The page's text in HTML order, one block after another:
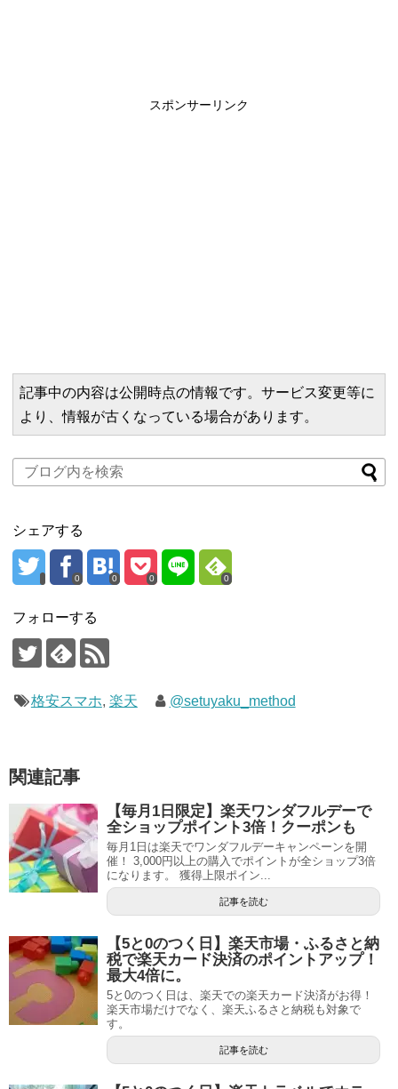
スポンサーリンク
記事中の内容は公開時点の情報です。サービス変更等に
より、情報が古くなっている場合があります。
シェアする
0 0 0 0
フォローする
格安スマホ, 楽天 @setuyaku_method
関連記事
【毎月1日限定】楽天ワンダフルデーで
全ショップポイント3倍！クーポンも
毎月1日は楽天でワンダフルデーキャンペーンを開
催！ 3,000円以上の購入でポイントが全ショップ3倍
になります。 獲得上限ポイン...
記事を読む
【5と0のつく日】楽天市場・ふるさと納
税で楽天カード決済のポイントアップ！
最大4倍に。
5と0のつく日は、楽天での楽天カード決済がお得！
楽天市場だけでなく、楽天ふるさと納税も対象で
す。
記事を読む